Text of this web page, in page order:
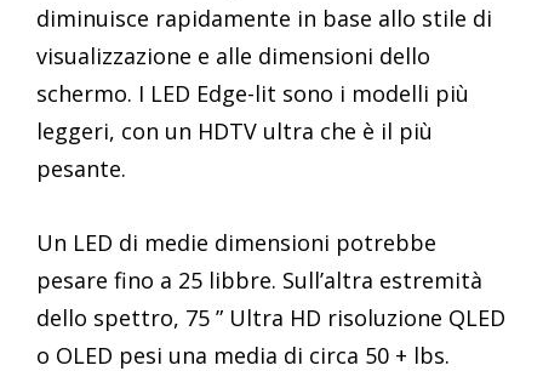
diminuisce rapidamente in base allo stile di
visualizzazione e alle dimensioni dello
schermo. I LED Edge-lit sono i modelli più
leggeri, con un HDTV ultra che è il più
pesante.
Un LED di medie dimensioni potrebbe
pesare fino a 25 libbre. Sull’altra estremità
dello spettro, 75 ” Ultra HD risoluzione QLED
o OLED pesi una media di circa 50 + lbs.